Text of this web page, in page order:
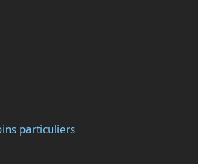
particuliers